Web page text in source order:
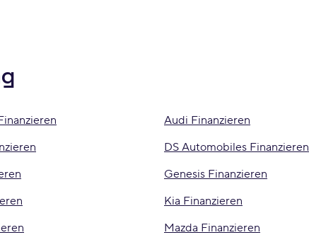
Audi Finanzieren
DS Automobiles Finanzieren
Genesis Finanzieren
Kia Finanzieren
Mazda Finanzieren